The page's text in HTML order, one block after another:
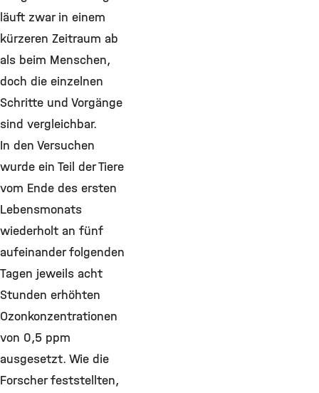
läuft zwar in einem
kürzeren Zeitraum ab
als beim Menschen,
doch die einzelnen
Schritte und Vorgänge
sind vergleichbar.
In den Versuchen
wurde ein Teil der Tiere
vom Ende des ersten
Lebensmonats
wiederholt an fünf
aufeinander folgenden
Tagen jeweils acht
Stunden erhöhten
Ozonkonzentrationen
von 0,5 ppm
ausgesetzt. Wie die
Forscher feststellten,